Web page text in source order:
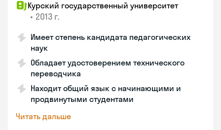
Курский государственный университет
• 2013 г.
Имеет степень кандидата педагогических
наук
Обладает удостоверением технического
переводчика
Находит общий язык с начинающими и
продвинутыми студентами
Читать дальше